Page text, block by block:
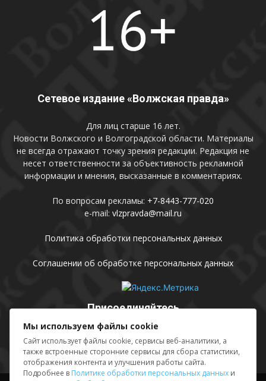
Сетевое издание «Волжская правда»
Для лиц старше 16 лет.
Новости Волжского и Волгоградской области. Материалы
не всегда отражают точку зрения редакции. Редакция не
несет ответственности за объективность рекламной
информации и мнения, высказанные в комментариях.
По вопросам рекламы: +7-8443-777-020
e-mail: vlzpravda@mail.ru
Политика обработки персональных данных
Соглашении об обработке персональных данных
Присоединяйтесь
Мы используем файлы cookie
Сайт использует файлы cookie, сервисы веб-аналитики, а
также встроенные сторонние сервисы для сбора статистики,
отображения контента и улучшения работы сайта.
Подробнее в Политике обработки персональных данных и